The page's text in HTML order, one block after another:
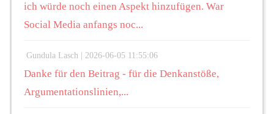
ich würde noch einen Aspekt hinzufügen. War
Social Media anfangs noc...
Gundula Lasch | 2026-06-05 11:55:06
Danke für den Beitrag - für die Denkanstöße,
Argumentationslinien,...